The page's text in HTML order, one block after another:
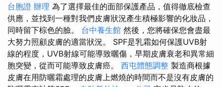
台胞證 辦理 為了選擇最佳的面部保護產品，值得徹底檢查
供應，並找到一種對我們皮膚狀況產生積極影響的化妝品，
同時留下棕色的臉。 台中養生館 然後，您將確保您會盡最
大努力照顧皮膚的適當狀況。 SPF是乳霜如何保護UVB射
線的程度，UVB射線可能導致曬傷，早期皮膚衰老和異常細
胞突變，從而可能導致皮膚癌。 西屯體態調整 製造商根據
皮膚在用防曬霜處理的皮膚上燃燒的時間而不是沒有皮膚的